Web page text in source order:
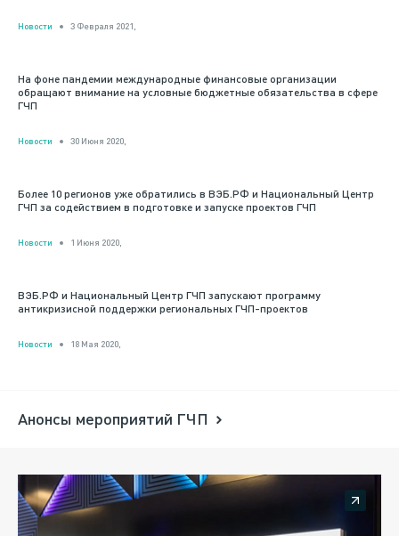
Новости 3 Февраля 2021,
На фоне пандемии международные финансовые организации
обращают внимание на условные бюджетные обязательства в сфере
ГЧП
Новости 30 Июня 2020,
Более 10 регионов уже обратились в ВЭБ.РФ и Национальный Центр
ГЧП за содействием в подготовке и запуске проектов ГЧП
Новости 1 Июня 2020,
ВЭБ.РФ и Национальный Центр ГЧП запускают программу
антикризисной поддержки региональных ГЧП-проектов
Новости 18 Мая 2020,
Анонсы мероприятий ГЧП